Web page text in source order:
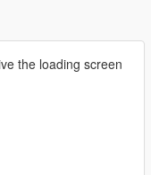
the loading screen